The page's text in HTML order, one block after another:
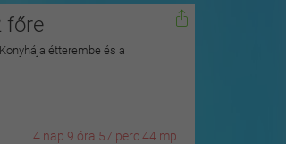
főre
étterembe és a
4 nap 9 óra 57 perc42 mp